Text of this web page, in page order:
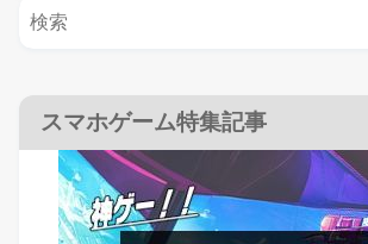
スマホゲーム特集記事